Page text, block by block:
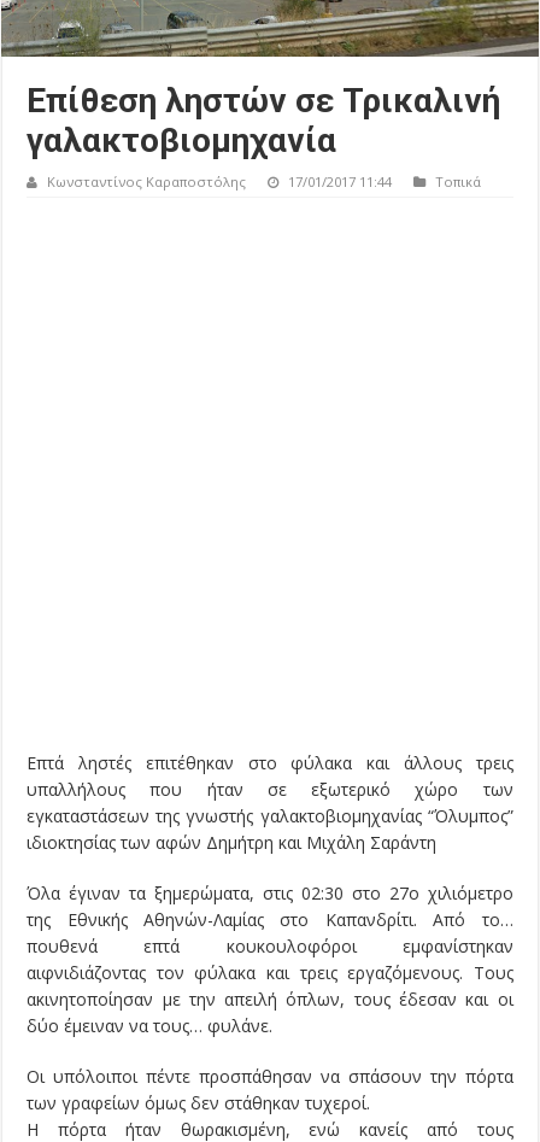
Επίθεση ληστών σε Τρικαλινή
γαλακτοβιομηχανία
Κωνσταντίνος Καραποστόλης 17/01/2017 11:44 Τοπικά
Επτά ληστές επιτέθηκαν στο φύλακα και άλλους τρεις
υπαλλήλους που ήταν σε εξωτερικό χώρο των
εγκαταστάσεων της γνωστής γαλακτοβιομηχανίας “Όλυμπος”
ιδιοκτησίας των αφών Δημήτρη και Μιχάλη Σαράντη
Όλα έγιναν τα ξημερώματα, στις 02:30 στο 27ο χιλιόμετρο
της Εθνικής Αθηνών-Λαμίας στο Καπανδρίτι. Από το…
πουθενά επτά κουκουλοφόροι εμφανίστηκαν
αιφνιδιάζοντας τον φύλακα και τρεις εργαζόμενους. Τους
ακινητοποίησαν με την απειλή όπλων, τους έδεσαν και οι
δύο έμειναν να τους… φυλάνε.
Οι υπόλοιποι πέντε προσπάθησαν να σπάσουν την πόρτα
των γραφείων όμως δεν στάθηκαν τυχεροί.
Η πόρτα ήταν θωρακισμένη, ενώ κανείς από τους